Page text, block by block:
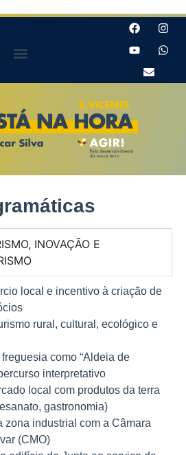
INOVAÇÃO E
local e incentivo à criação de
rural, cultural, ecológico e
como “Aldeia de
interpretativo
local com produtos da terra
gastronomia)
zona industrial com a Câmara
(CMO)